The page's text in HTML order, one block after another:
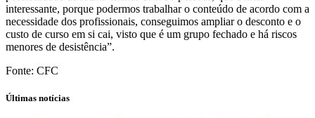
interessante, porque podermos trabalhar o conteúdo de acordo com a
necessidade dos profissionais, conseguimos ampliar o desconto e o
custo de curso em si cai, visto que é um grupo fechado e há riscos
menores de desistência”.
Fonte: CFC
Últimas notícias